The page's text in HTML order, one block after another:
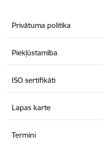
Privātuma politika
Piekļūstamība
ISO sertifikāti
Lapas karte
Termini